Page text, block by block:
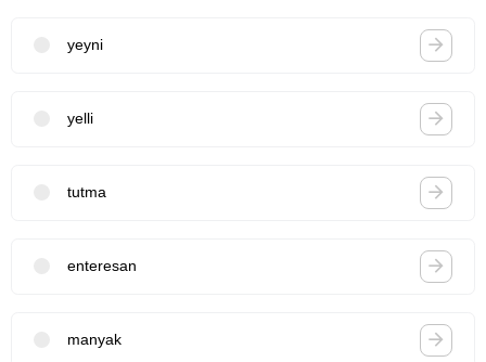
yeyni
yelli
tutma
enteresan
manyak